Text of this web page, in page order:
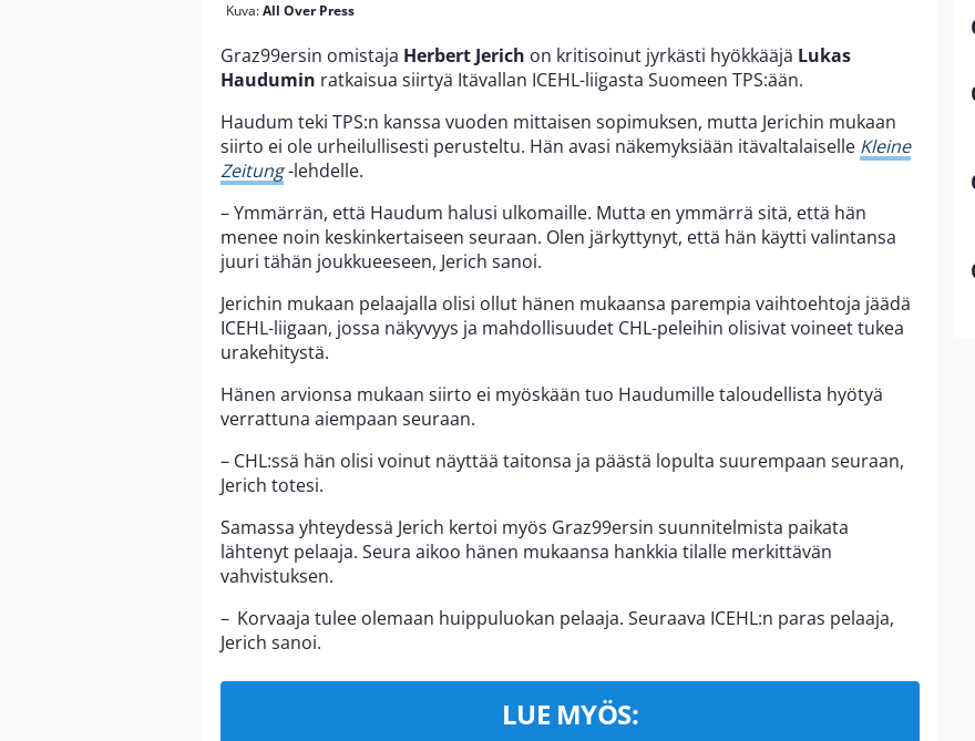
Kuva:All Over Press
Graz99ersin omistaja Herbert Jerich on kritisoinut jyrkästi hyökkääjä Lukas
Haudumin ratkaisua siirtyä Itävallan ICEHL-liigasta Suomeen TPS:ään.
Haudum teki TPS:n kanssa vuoden mittaisen sopimuksen, mutta Jerichin mukaan
siirto ei ole urheilullisesti perusteltu. Hän avasi näkemyksiään itävaltalaiselle Kleine
Zeitung-lehdelle.
– Ymmärrän, että Haudum halusi ulkomaille. Mutta en ymmärrä sitä, että hän
menee noin keskinkertaiseen seuraan. Olen järkyttynyt, että hän käytti valintansa
juuri tähän joukkueeseen, Jerich sanoi.
Jerichin mukaan pelaajalla olisi ollut hänen mukaansa parempia vaihtoehtoja jäädä
ICEHL-liigaan, jossa näkyvyys ja mahdollisuudet CHL-peleihin olisivat voineet tukea
urakehitystä.
Hänen arvionsa mukaan siirto ei myöskään tuo Haudumille taloudellista hyötyä
verrattuna aiempaan seuraan.
– CHL:ssä hän olisi voinut näyttää taitonsa ja päästä lopulta suurempaan seuraan,
Jerich totesi.
Samassa yhteydessä Jerich kertoi myös Graz99ersin suunnitelmista paikata
lähtenyt pelaaja. Seura aikoo hänen mukaansa hankkia tilalle merkittävän
vahvistuksen.
– Korvaaja tulee olemaan huippuluokan pelaaja. Seuraava ICEHL:n paras pelaaja,
Jerich sanoi.
LUE MYÖS: